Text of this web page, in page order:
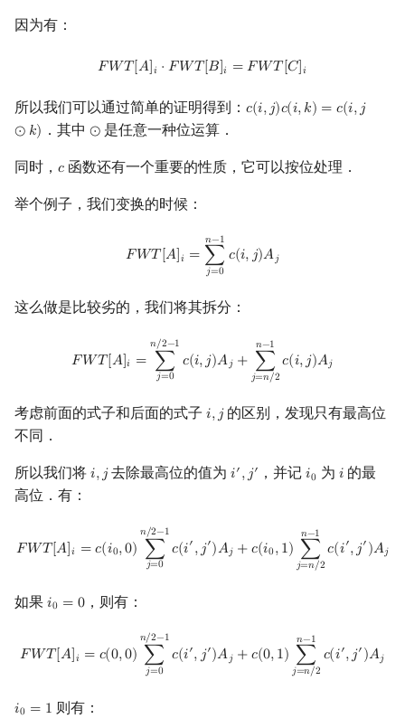
因为有：
𝐹 𝑊𝑇 [𝐴]𝑖 ⋅ 𝐹𝑊𝑇[𝐵]𝑖 = 𝐹 𝑊𝑇 [𝐶]𝑖
FWT[ A i⋅FWT[B]i= FWT[C]i
所以我们可以通过简单的证明得到： 𝑐(𝑖,𝑗)𝑐(𝑖,𝑘) = 𝑐(𝑖,𝑗
⊙ 𝑘)
c(i,j)c(i,k )=c (i, ⊙k)
．其中 ⊙
⊙ 是任意一种位运算．
同时， 𝑐
c函数还有一个重要的性质，它可以按位处理．
举个例子，我们变换的时候：
𝐹𝑊𝑇 [𝐴]𝑖 =
𝑛−1
∑
𝑗=0
𝑐(𝑖,𝑗)𝐴𝑗
0n−
这么做是比较劣的，我们将其拆分：
𝐹 𝑊𝑇 [𝐴]𝑖 =
𝑛/2−1
∑
𝑗=0
𝑐(𝑖,𝑗)𝐴𝑗 +
𝑛−1
∑
𝑗=𝑛/2
𝑐(𝑖,𝑗)𝐴𝑗
0n/2− n/2n
考虑前面的式子和后面的式子 𝑖,𝑗
i,j 的区别，发现只有最高位
不同．
所以我们将 𝑖,𝑗
i,j 去除最高位的值为𝑖′,𝑗′
i′ ,j′ ，并记𝑖0
i0 为 𝑖
i 的最
高位．有：
𝐹 𝑊𝑇 [𝐴]𝑖 = 𝑐(𝑖0,0)
𝑛/2−1
∑
𝑗=0
𝑐(𝑖′,𝑗′)𝐴𝑗 +𝑐(𝑖0,1)
𝑛−1
∑
𝑗=𝑛/2
𝑐(𝑖′,𝑗′)𝐴𝑗
0n/2− /2n
如果 𝑖0 = 0
i0 =0 ，则有：
𝐹 𝑊𝑇 [𝐴]𝑖 = 𝑐(0,0)
𝑛/2−1
∑
𝑗=0
𝑐(𝑖′,𝑗′)𝐴𝑗 +𝑐(0,1)
𝑛−1
∑
𝑗=𝑛/2
𝑐(𝑖′,𝑗′)𝐴𝑗
0n/2− /2n
𝑖0 = 1
i0 =1 则有：